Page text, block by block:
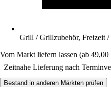
Grill / Grillzubehör, Freizeit /
Vom Markt liefern lassen (ab 49,00
Zeitnahe Lieferung nach
Bestand in anderen Märkten prüfen